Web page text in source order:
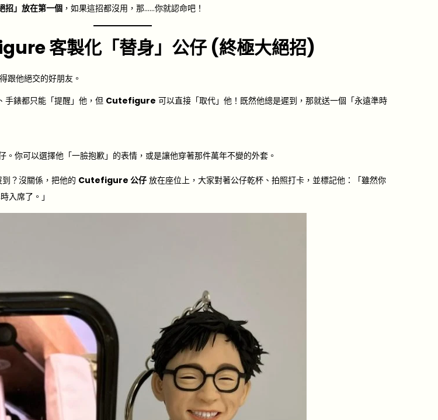
招」放在第一個 ，如果這招都沒用，那……你就認命吧！
客製化「替身」公仔 (終極大絕招)
跟他絕交的好朋友。
手錶都只能「提醒」他，但 Cutefigure 可以直接「取代」他！既然他總是遲到，那就送一個「永遠準時
。你可以選擇他「一臉抱歉」的表情，或是讓他穿著那件萬年不變的外套。
？沒關係，把他的 Cutefigure 公仔 放在座位上，大家對著公仔乾杯、拍照打卡，並標記他：「雖然你
入席了。」